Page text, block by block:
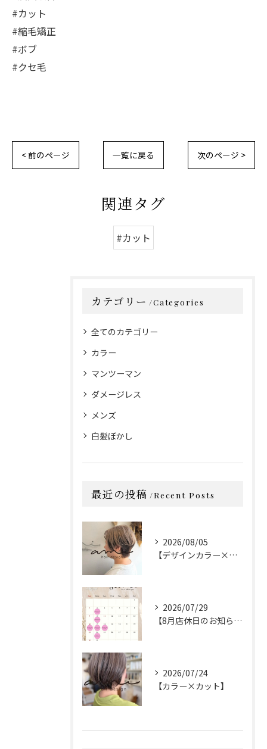
#カット
#縮毛矯正
#ボブ
#クセ毛
< 前のページ 一覧に戻る 次のページ >
関連タグ
#カット
カテゴリー Categories
全てのカテゴリー
カラー
マンツーマン
ダメージレス
メンズ
白髪ぼかし
最近の投稿 Recent Posts
2026/08/05
【デザインカラー×カット】
2026/07/29
【8月店休日のお知らせ】
2026/07/24
【カラー×カット】